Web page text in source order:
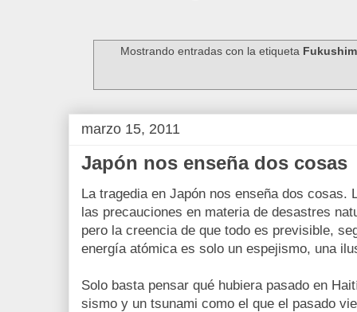
Mostrando entradas con la etiqueta
marzo 15, 2011
Japón nos enseña dos cosas
La tragedia en Japón nos enseña dos cosas.
las precauciones en materia de desastres
pero la creencia de que todo es previsible,
energía atómica es solo un espejismo, una
Solo basta pensar qué hubiera pasado en
sismo y un tsunami como el que el pasado